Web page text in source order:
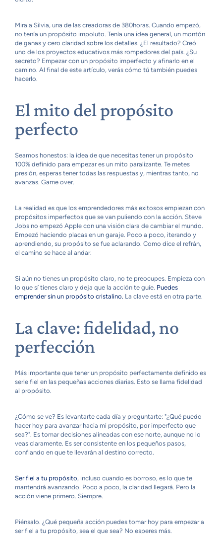
Mira a Silvia, una de las creadoras de 380horas. Cuando empezó,
no tenía un propósito impoluto. Tenía una idea general, un montón
de ganas y cero claridad sobre los detalles. ¿El resultado? Creó
uno de los proyectos educativos más rompedores del país. ¿Su
secreto? Empezar con un propósito imperfecto y afinarlo en el
camino. Al final de este artículo, verás cómo tú también puedes
hacerlo.
El mito del propósito
perfecto
Seamos honestos: la idea de que necesitas tener un propósito
100% definido para empezar es un mito paralizante. Te metes
presión, esperas tener todas las respuestas y, mientras tanto, no
avanzas. Game over.
La realidad es que los emprendedores más exitosos empiezan con
propósitos imperfectos que se van puliendo con la acción. Steve
Jobs no empezó Apple con una visión clara de cambiar el mundo.
Empezó haciendo placas en un garaje. Poco a poco, iterando y
aprendiendo, su propósito se fue aclarando. Como dice el refrán,
el camino se hace al andar.
Si aún no tienes un propósito claro, no te preocupes. Empieza con
lo que sí tienes claro y deja que la acción te guíe. Puedes
emprender sin un propósito cristalino. La clave está en otra parte.
La clave: fidelidad, no
perfección
Más importante que tener un propósito perfectamente definido es
serle fiel en las pequeñas acciones diarias. Esto se llama fidelidad
al propósito.
¿Cómo se ve? Es levantarte cada día y preguntarte: "¿Qué puedo
hacer hoy para avanzar hacia mi propósito, por imperfecto que
sea?". Es tomar decisiones alineadas con ese norte, aunque no lo
veas claramente. Es ser consistente en los pequeños pasos,
confiando en que te llevarán al destino correcto.
Ser fiel a tu propósito, incluso cuando es borroso, es lo que te
mantendrá avanzando. Poco a poco, la claridad llegará. Pero la
acción viene primero. Siempre.
Piénsalo. ¿Qué pequeña acción puedes tomar hoy para empezar a
ser fiel a tu propósito, sea el que sea? No esperes más.